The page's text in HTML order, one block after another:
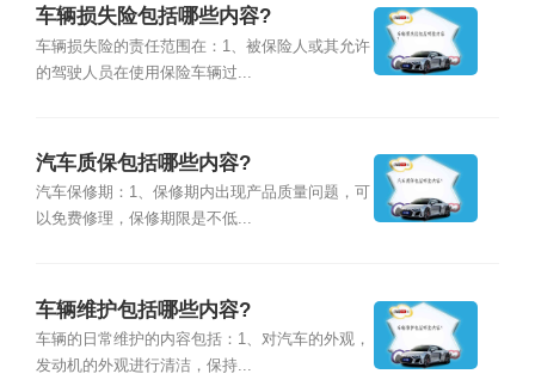
车辆损失险包括哪些内容?
车辆损失险的责任范围在：1、被保险人或其允许
的驾驶人员在使用保险车辆过...
汽车质保包括哪些内容?
汽车保修期：1、保修期内出现产品质量问题，可
以免费修理，保修期限是不低...
车辆维护包括哪些内容?
车辆的日常维护的内容包括：1、对汽车的外观，
发动机的外观进行清洁，保持...